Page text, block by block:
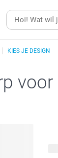
KIES JE DESIGN
voor